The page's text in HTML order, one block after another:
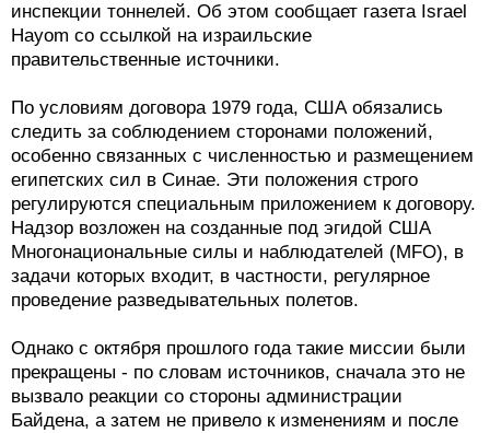
инспекции тоннелей. Об этом сообщает газета Israel
Hayom со ссылкой на израильские
правительственные источники.
По условиям договора 1979 года, США обязались
следить за соблюдением сторонами положений,
особенно связанных с численностью и размещением
египетских сил в Синае. Эти положения строго
регулируются специальным приложением к договору.
Надзор возложен на созданные под эгидой США
Многонациональные силы и наблюдателей (MFO), в
задачи которых входит, в частности, регулярное
проведение разведывательных полетов.
Однако с октября прошлого года такие миссии были
прекращены - по словам источников, сначала это не
вызвало реакции со стороны администрации
Байдена, а затем не привело к изменениям и после